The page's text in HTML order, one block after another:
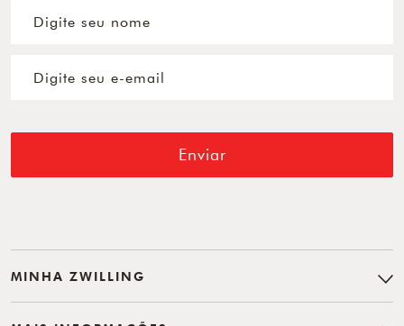
Enviar
MINHA ZWILLING